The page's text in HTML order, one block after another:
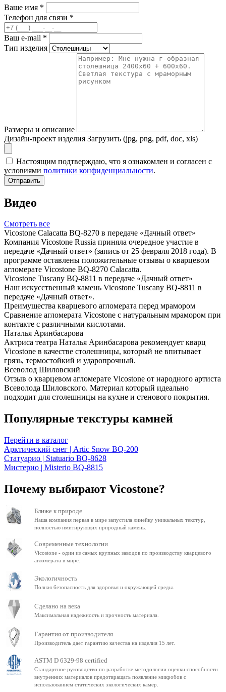
Ваше имя *
Телефон для связи *
Ваш e-mail *
Тип изделия
Размеры и описание
Дизайн-проект изделия Загрузить (jpg, png, pdf, doc, xls)
Настоящим подтверждаю, что я ознакомлен и согласен с
условиями политики конфиденциальности.
Отправить
Видео
Смотреть все
Vicostone Calacatta BQ-8270 в передаче «Дачный ответ»
Компания Vicostone Russia приняла очередное участие в
передаче «Дачный ответ» (запись от 25 февраля 2018 года). В
программе оставлены положительные отзывы о кварцевом
агломерате Vicostone BQ-8270 Calacatta.
Vicostone Tuscany BQ-8811 в передаче «Дачный ответ»
Наш искусственный камень Vicostone Tuscany BQ-8811 в
передаче «Дачный ответ».
Преимущества кварцевого агломерата перед мрамором
Сравнение агломерата Vicostone с натуральным мрамором при
контакте с различными кислотами.
Наталья Аринбасарова
Актриса театра Наталья Аринбасарова рекомендует кварц
Vicostone в качестве столешницы, который не впитывает
грязь, термостойкий и ударопрочный.
Всеволод Шиловский
Отзыв о кварцевом агломерате Vicostone от народного артиста
Всеволода Шиловского. Материал который идеально
подходит для столешницы на кухне и стенового покрытия.
Популярные текстуры камней
Перейти в каталог
Арктический снег | Artic Snow BQ-200
Статуарио | Statuario BQ-8628
Мистерио | Misterio BQ-8815
Почему выбирают Vicostone?
Ближе к природе
Наша компания первая в мире запустила линейку уникальных текстур,
полностью имитирующих природный камень.
Современные технологии
Vicostone - один из самых крупных заводов по производству кварцевого
агломерата в мире.
Экологичность
Полная безопасность для здоровья и окружающей среды.
Сделано на века
Максимальная надежность и прочность материала.
Гарантия от производителя
Производитель дает гарантию качества на изделия 15 лет.
ASTM D 6329-98 certified
Стандартное руководство по разработке методологии оценки способности
внутренних материалов предотвращать появление микробов с
использованием статических экологических камер.